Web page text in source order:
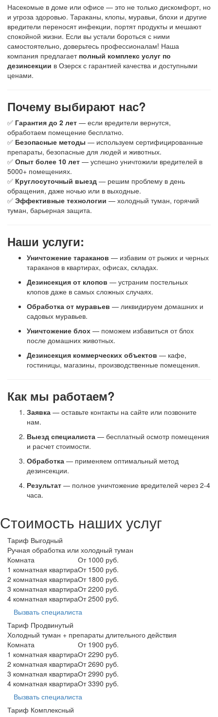
Насекомые в доме или офисе — это не только дискомфорт, но
и угроза здоровью. Тараканы, клопы, муравьи, блохи и другие
вредители переносят инфекции, портят продукты и мешают
спокойной жизни. Если вы устали бороться с ними
самостоятельно, доверьтесь профессионалам! Наша
компания предлагает полный комплекс услуг по
дезинсекции в Озерск с гарантией качества и доступными
ценами.
Почему выбирают нас?
✅ Гарантия до 2 лет — если вредители вернутся,
обработаем помещение бесплатно.
✅ Безопасные методы — используем сертифицированные
препараты, безопасные для людей и животных.
✅ Опыт более 10 лет — успешно уничтожили вредителей в
5000+ помещениях.
✅ Круглосуточный выезд — решим проблему в день
обращения, даже ночью или в выходные.
✅ Эффективные технологии — холодный туман, горячий
туман, барьерная защита.
Наши услуги:
Уничтожение тараканов — избавим от рыжих и черных
тараканов в квартирах, офисах, складах.
Дезинсекция от клопов — устраним постельных
клопов даже в самых сложных случаях.
Обработка от муравьев — ликвидируем домашних и
садовых муравьев.
Уничтожение блох — поможем избавиться от блох
после домашних животных.
Дезинсекция коммерческих объектов — кафе,
гостиницы, магазины, производственные помещения.
Как мы работаем?
Заявка — оставьте контакты на сайте или позвоните
нам.
Выезд специалиста — бесплатный осмотр помещения
и расчет стоимости.
Обработка — применяем оптимальный метод
дезинсекции.
Результат — полное уничтожение вредителей через 2-4
часа.
Стоимость наших услуг
Тариф Выгодный
Ручная обработка или холодный туман
Комната
От 1000 руб.
1 комнатная квартираОт 1500 руб.
2 комнатная квартираОт 1800 руб.
3 комнатная квартираОт 2200 руб.
4 комнатная квартираОт 2500 руб.
Вызвать специалиста
Тариф Продвинутый
Холодный туман + препараты длительного действия
Комната
От 1900 руб.
1 комнатная квартираОт 2290 руб.
2 комнатная квартираОт 2690 руб.
3 комнатная квартираОт 2990 руб.
4 комнатная квартираОт 3390 руб.
Вызвать специалиста
Тариф Комплексный